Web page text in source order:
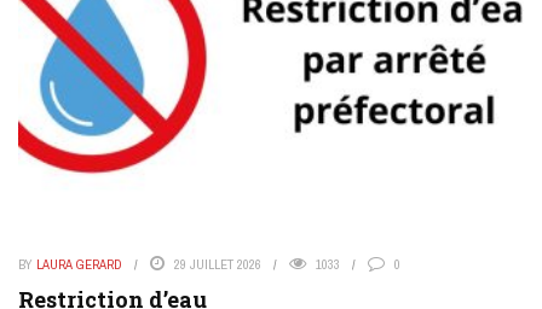
BY LAURA GERARD 29 JUILLET 2026 1033 0
Restriction d’eau